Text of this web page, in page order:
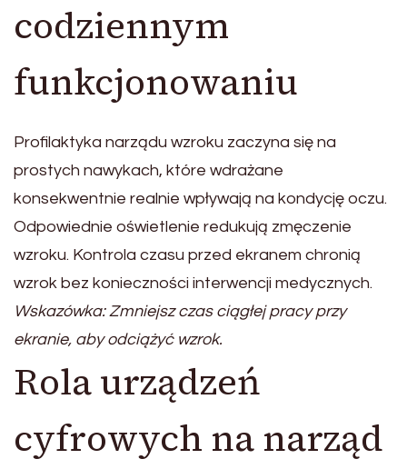
codziennym
funkcjonowaniu
Profilaktyka narządu wzroku zaczyna się na
prostych nawykach, które wdrażane
konsekwentnie realnie wpływają na kondycję oczu.
Odpowiednie oświetlenie redukują zmęczenie
wzroku. Kontrola czasu przed ekranem chronią
wzrok bez konieczności interwencji medycznych.
Wskazówka: Zmniejsz czas ciągłej pracy przy
ekranie, aby odciążyć wzrok.
Rola urządzeń
cyfrowych na narząd